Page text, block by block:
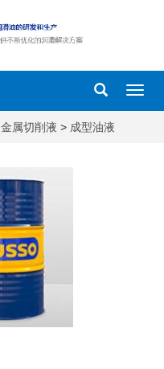
导
金属切削液 > 成型油液